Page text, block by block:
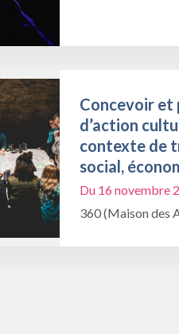
Concevoir et
d’action
contexte de
social,
Du 16 novembre
360 (Maison des